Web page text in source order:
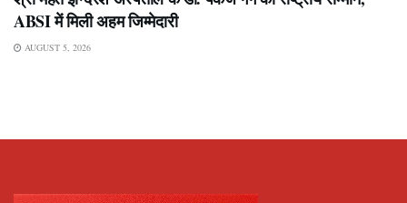
ABSI में मिली अहम जिम्मेदारी
AUGUST 5, 2026